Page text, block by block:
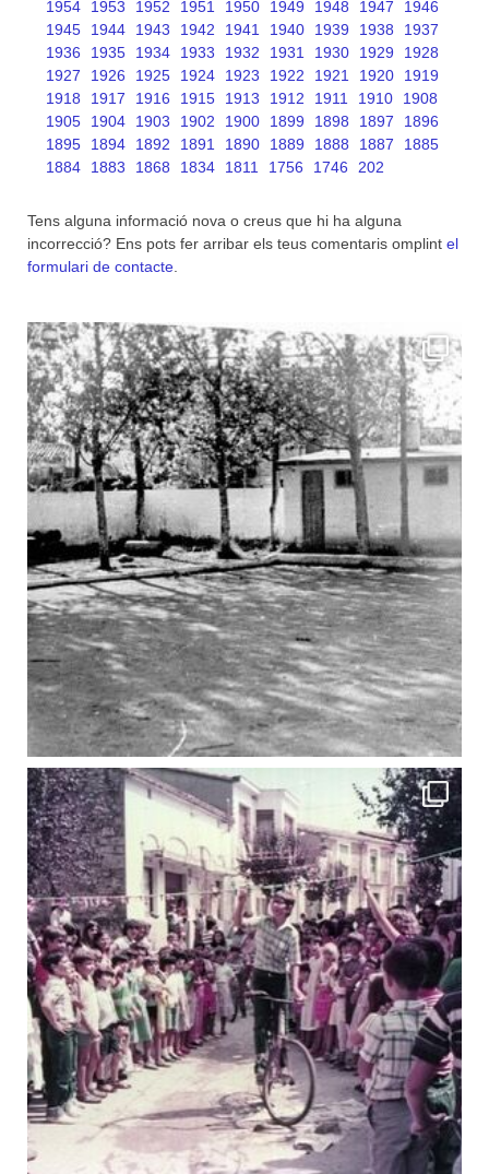
1954
1953 1952 1951 1950 1949 1948 1947
1946
1945
1944 1943 1942 1941 1940 1939 1938
1937
1936
1935 1934 1933 1932 1931 1930 1929
1928
1927
1926 1925 1924 1923 1922 1921 1920
1919
1918
1917 1916 1915 1913 1912 1911 1910
1908
1905
1904 1903 1902 1900 1899 1898 1897
1896
1895
1894 1892 1891 1890 1889 1888 1887
1885
1884
1883 1868 1834 1811 1756 1746 202
Tens alguna informació nova o creus que hi ha alguna
incorrecció? Ens pots fer arribar els teus comentaris omplint el
formulari de contacte